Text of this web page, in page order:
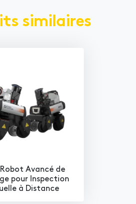
similaires
Robot Avancé de
pour Inspection
à Distance